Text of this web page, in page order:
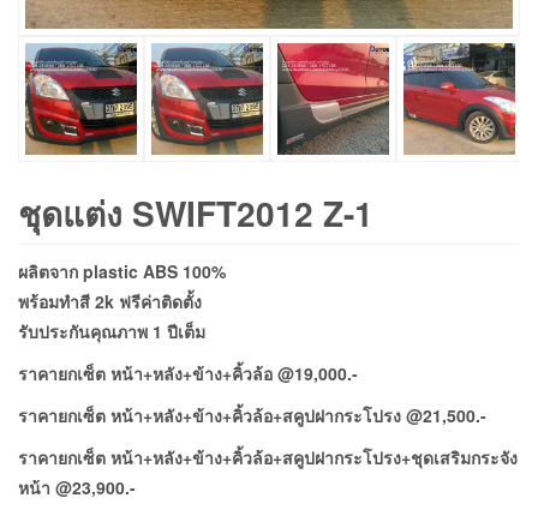
ชุดแต่ง SWIFT2012 Z-1
ผลิตจาก plastic ABS 100%
พร้อมทำสี 2k ฟรีค่าติดตั้ง
รับประกันคุณภาพ 1 ปีเต็ม
ราคายกเซ็ต หน้า+หลัง+ข้าง+คิ้วล้อ @19,000.-
ราคายกเซ็ต หน้า+หลัง+ข้าง+คิ้วล้อ+สคูปฝากระโปรง @21,500.-
ราคายกเซ็ต หน้า+หลัง+ข้าง+คิ้วล้อ+สคูปฝากระโปรง+ชุดเสริมกระจัง
หน้า @23,900.-